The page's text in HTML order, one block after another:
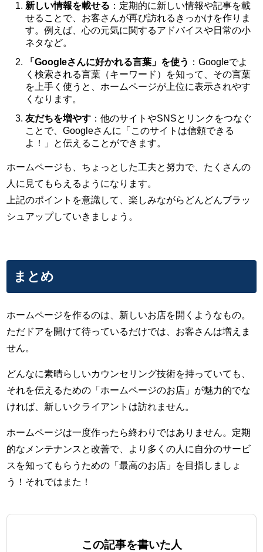
新しい情報を載せる ：定期的に新しい情報や記事を載
せることで、お客さんが再び訪れるきっかけを作りま
す。例えば、心の元気に関するアドバイスや日常の小
ネタなど。
「Googleさんに好かれる言葉」を使う ：Googleでよ
く検索される言葉（キーワード）を知って、その言葉
を上手く使うと、ホームページが上位に表示されやす
くなります。
友だちを増やす ：他のサイトやSNSとリンクをつなぐ
ことで、Googleさんに「このサイトは信頼できる
よ！」と伝えることができます。
ホームページも、ちょっとした工夫と努力で、たくさんの
人に見てもらえるようになります。
上記のポイントを意識して、楽しみながらどんどんブラッ
シュアップしていきましょう。
まとめ
ホームページを作るのは、新しいお店を開くようなもの。
ただドアを開けて待っているだけでは、お客さんは増えま
せん。
どんなに素晴らしいカウンセリング技術を持っていても、
それを伝えるための「ホームページのお店」が魅力的でな
ければ、新しいクライアントは訪れません。
ホームページは一度作ったら終わりではありません。定期
的なメンテナンスと改善で、より多くの人に自分のサービ
スを知ってもらうための「最高のお店」を目指しましょ
う！それではまた！
この記事を書いた人